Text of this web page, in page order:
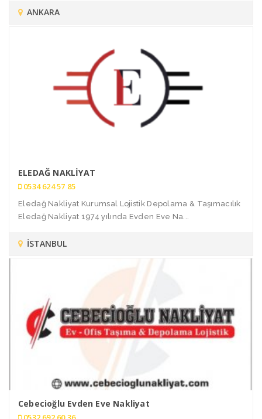
ANKARA
ELEDAĞ NAKLİYAT
0534 624 57 85
Eledağ Nakliyat Kurumsal Lojistik Depolama & Taşımacılık
Eledağ Nakliyat 1974 yılında Evden Eve Na...
İSTANBUL
Cebecioğlu Evden Eve Nakliyat